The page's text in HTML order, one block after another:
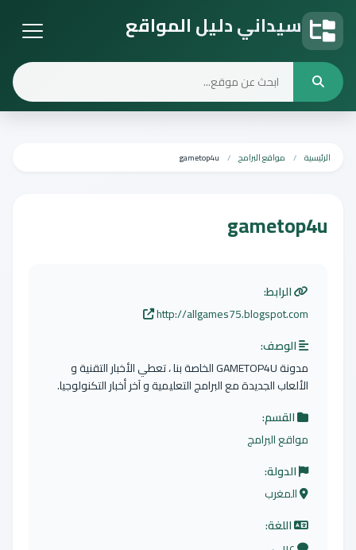
سيداني دليل المواقع
الرئيسية مواقع البرامج gametop4u
gametop4u
الرابط:
http://allgames75.blogspot.com
الوصف:
مدونة GAMETOP4U الخاصة بنا ، تعطي الأخبار التقنية و
الألعاب الجديدة مع البرامج التعليمية و آخر أخبار التكنولوجيا.
القسم:
مواقع البرامج
الدولة:
المغرب
اللغة: